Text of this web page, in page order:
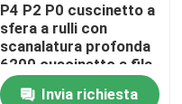
P4 P2 P0 cuscinetto a
sfera a rulli con
scanalatura profonda
6200 cuscinetto a fila
singola
Invia richiesta